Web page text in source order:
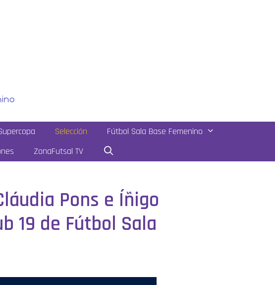
Selección
Fútbol Sala Base Femenino
ZonaFutsal TV
Pons e Íñigo
19 de Fútbol Sala